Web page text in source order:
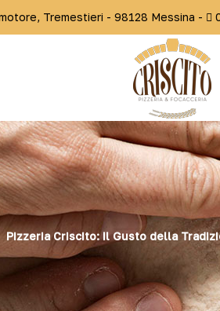
Tremestieri - 98128 Messina -
Pizzeria Criscito: Il Gusto della